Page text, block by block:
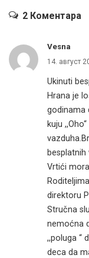
2 Коментара
Vesna
14. август
Ukinuti
Hrana je
godinama
kuju
Vrtići
direktoru
Stručna
nemoćna
,,poluga “
deca da